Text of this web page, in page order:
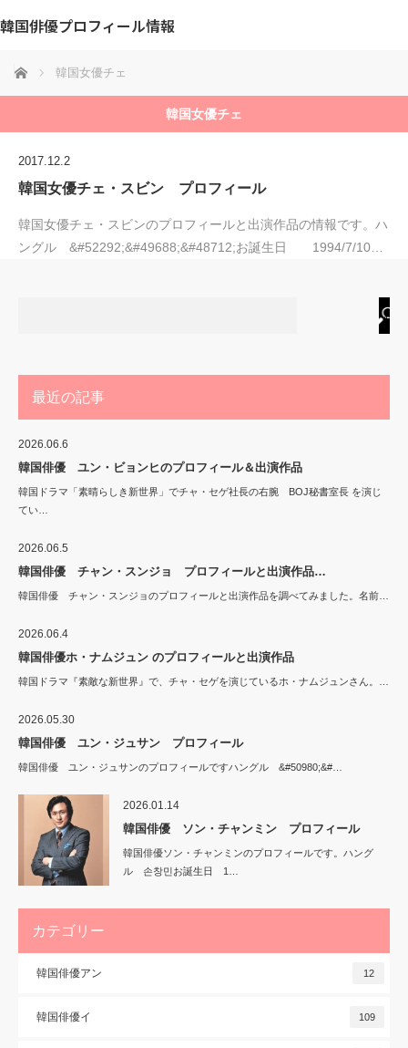
韓国俳優プロフィール情報
ホーム 韓国女優チェ
韓国女優チェ
2017.12.2
韓国女優チェ・スビン プロフィール
韓国女優チェ・スビンのプロフィールと出演作品の情報です。ハ
ングル &#52292;&#49688;&#48712;お誕生日 1994/7/10…
最近の記事
2026.06.6
韓国俳優 ユン・ビョンヒのプロフィール＆出演作品
韓国ドラマ「素晴らしき新世界」でチャ・セゲ社長の右腕 BOJ秘書室長 を演じ
てい…
2026.06.5
韓国俳優 チャン・スンジョ プロフィールと出演作品…
韓国俳優 チャン・スンジョのプロフィールと出演作品を調べてみました。名前…
2026.06.4
韓国俳優ホ・ナムジュン のプロフィールと出演作品
韓国ドラマ『素敵な新世界』で、チャ・セゲを演じているホ・ナムジュンさん。…
2026.05.30
韓国俳優 ユン・ジュサン プロフィール
韓国俳優 ユン・ジュサンのプロフィールですハングル &#50980;&#…
2026.01.14
韓国俳優 ソン・チャンミン プロフィール
韓国俳優ソン・チャンミンのプロフィールです。ハング
ル 손창민お誕生日 1…
カテゴリー
韓国俳優アン 12
韓国俳優イ 109